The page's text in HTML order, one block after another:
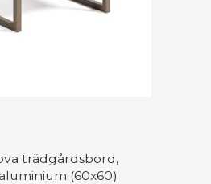
trädgårdsbord,
(60x60)